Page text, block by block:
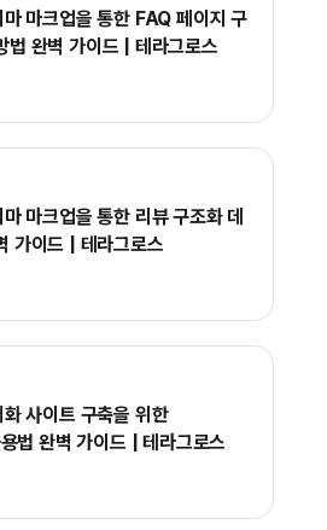
마크업을 통한 FAQ 페이지 구
법 완벽 가이드 | 테라그로스
마크업을 통한 리뷰 구조화 데
가이드 | 테라그로스
사이트 구축을 위한
법 완벽 가이드 | 테라그로스